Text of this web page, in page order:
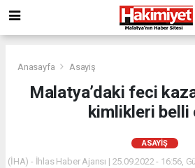
Anasayfa Asayiş
Malatya’daki feci
kimlikleri belli
ASAYIŞ
(İHA) - İhlas Haber Ajansı | 25.09.2022 - 16:56,